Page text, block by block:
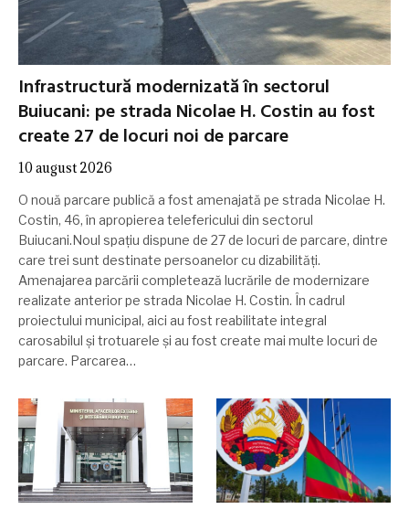
Infrastructură modernizată în sectorul
Buiucani: pe strada Nicolae H. Costin au fost
create 27 de locuri noi de parcare
10 august 2026
O nouă parcare publică a fost amenajată pe strada Nicolae H.
Costin, 46, în apropierea telefericului din sectorul
Buiucani.Noul spațiu dispune de 27 de locuri de parcare, dintre
care trei sunt destinate persoanelor cu dizabilități.
Amenajarea parcării completează lucrările de modernizare
realizate anterior pe strada Nicolae H. Costin. În cadrul
proiectului municipal, aici au fost reabilitate integral
carosabilul și trotuarele și au fost create mai multe locuri de
parcare. Parcarea…